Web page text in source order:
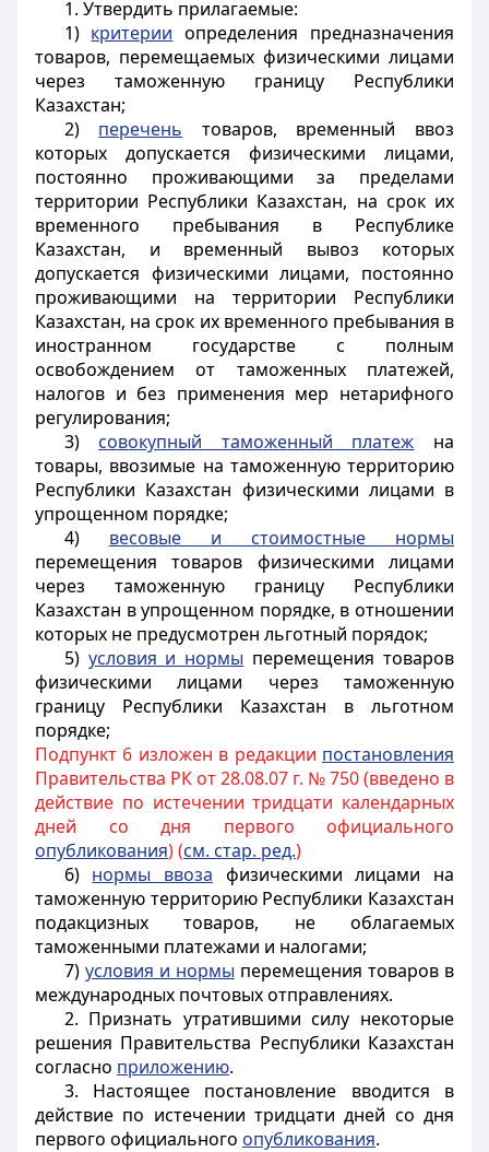
1. Утвердить прилагаемые:
1) критерии определения предназначения
товаров, перемещаемых физическими лицами
через таможенную границу Республики
Казахстан;
2) перечень товаров, временный ввоз
которых допускается физическими лицами,
постоянно проживающими за пределами
территории Республики Казахстан, на срок их
временного пребывания в Республике
Казахстан, и временный вывоз которых
допускается физическими лицами, постоянно
проживающими на территории Республики
Казахстан, на срок их временного пребывания в
иностранном государстве с полным
освобождением от таможенных платежей,
налогов и без применения мер нетарифного
регулирования;
3) совокупный таможенный платеж на
товары, ввозимые на таможенную территорию
Республики Казахстан физическими лицами в
упрощенном порядке;
4) весовые и стоимостные нормы
перемещения товаров физическими лицами
через таможенную границу Республики
Казахстан в упрощенном порядке, в отношении
которых не предусмотрен льготный порядок;
5) условия и нормы перемещения товаров
физическими лицами через таможенную
границу Республики Казахстан в льготном
порядке;
Подпункт 6 изложен в редакции постановления
Правительства РК от 28.08.07 г. № 750 (введено в
действие по истечении тридцати календарных
дней со дня первого официального
опубликования) (см. стар. ред.)
6) нормы ввоза физическими лицами на
таможенную территорию Республики Казахстан
подакцизных товаров, не облагаемых
таможенными платежами и налогами;
7) условия и нормы перемещения товаров в
международных почтовых отправлениях.
2. Признать утратившими силу некоторые
решения Правительства Республики Казахстан
согласно приложению.
3. Настоящее постановление вводится в
действие по истечении тридцати дней со дня
первого официального опубликования.